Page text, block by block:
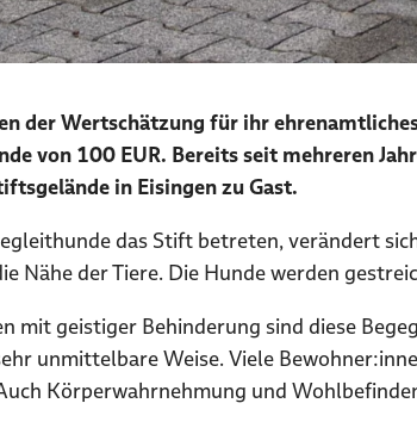
der Wertschätzung für ihr
von 100 EUR. Bereits seit mehreren
in Eisingen zu Gast.
das Stift betreten, verändert
Nähe der Tiere. Die Hunde werden
mit geistiger Behinderung sind diese
unmittelbare Weise. Viele
Körperwahrnehmung und